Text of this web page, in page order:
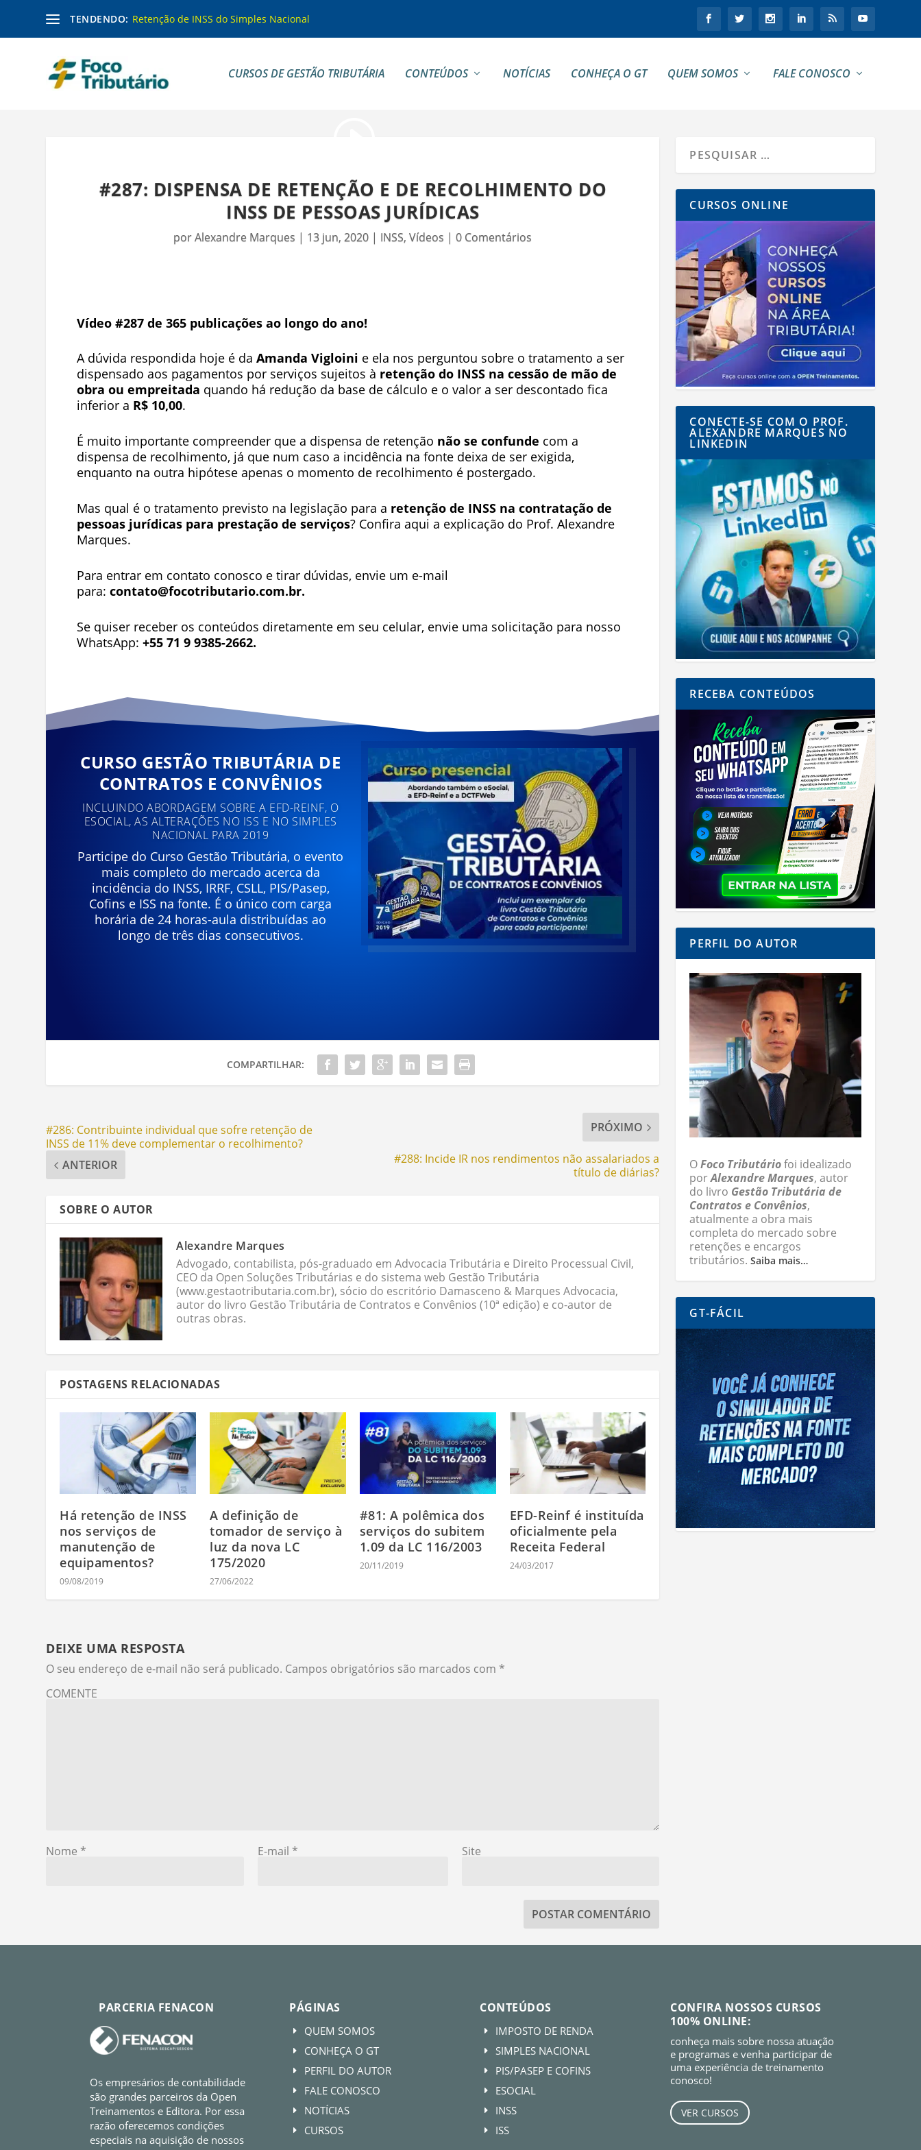
TENDENDO: Retenção de INSS do Simples Nacional
CURSOS DE GESTÃO TRIBUTÁRIA CONTEÚDOS NOTÍCIAS CONHEÇA O GT QUEM SOMOS FALE CONOSCO
#287: DISPENSA DE RETENÇÃO E DE RECOLHIMENTO DO
INSS DE PESSOAS JURÍDICAS
porAlexandre Marques | 13 jun, 2020 | INSS,Vídeos |0 Comentários
Vídeo #287 de 365 publicações ao longo do ano!
A dúvida respondida hoje é da Amanda Vigloini e ela nos perguntou sobre o tratamento a ser
dispensado aos pagamentos por serviços sujeitos à retenção do INSS na cessão de mão de
obra ou empreitada quando há redução da base de cálculo e o valor a ser descontado fica
inferior a R$ 10,00.
É muito importante compreender que a dispensa de retenção não se confunde com a
dispensa de recolhimento, já que num caso a incidência na fonte deixa de ser exigida,
enquanto na outra hipótese apenas o momento de recolhimento é postergado.
Mas qual é o tratamento previsto na legislação para a retenção de INSS na contratação de
pessoas jurídicas para prestação de serviços? Confira aqui a explicação do Prof. Alexandre
Marques.
Para entrar em contato conosco e tirar dúvidas, envie um e-mail
para: contato@focotributario.com.br.
Se quiser receber os conteúdos diretamente em seu celular, envie uma solicitação para nosso
WhatsApp: +55 71 9 9385-2662.
CURSO GESTÃO TRIBUTÁRIA DE
CONTRATOS E CONVÊNIOS
INCLUINDO ABORDAGEM SOBRE A EFD-REINF, O
ESOCIAL, AS ALTERAÇÕES NO ISS E NO SIMPLES
NACIONAL PARA 2019
Participe do Curso Gestão Tributária, o evento
mais completo do mercado acerca da
incidência do INSS, IRRF, CSLL, PIS/Pasep,
Cofins e ISS na fonte. É o único com carga
horária de 24 horas-aula distribuídas ao
longo de três dias consecutivos.
COMPARTILHAR:
#286: Contribuinte individual que sofre retenção de
INSS de 11% deve complementar o recolhimento?
ANTERIOR
PRÓXIMO
#288: Incide IR nos rendimentos não assalariados a
título de diárias?
SOBRE O AUTOR
Alexandre Marques
Advogado, contabilista, pós-graduado em Advocacia Tributária e Direito Processual Civil,
CEO da Open Soluções Tributárias e do sistema web Gestão Tributária
(www.gestaotributaria.com.br), sócio do escritório Damasceno & Marques Advocacia,
autor do livro Gestão Tributária de Contratos e Convênios (10ª edição) e co-autor de
outras obras.
POSTAGENS RELACIONADAS
Há retenção de INSS
nos serviços de
manutenção de
equipamentos?
09/08/2019
A definição de
tomador de serviço à
luz da nova LC
175/2020
27/06/2022
#81: A polêmica dos
serviços do subitem
1.09 da LC 116/2003
20/11/2019
EFD-Reinf é instituída
oficialmente pela
Receita Federal
24/03/2017
DEIXE UMA RESPOSTA
O seu endereço de e-mail não será publicado. Campos obrigatórios são marcados com *
COMENTE
Nome * E-mail * Site
CURSOS ONLINE
CONECTE-SE COM O PROF.
ALEXANDRE MARQUES NO
LINKEDIN
RECEBA CONTEÚDOS
PERFIL DO AUTOR
OFoco Tributáriofoi idealizado
porAlexandre Marques, autor
do livro Gestão Tributária de
Contratos e Convênios,
atualmente a obra mais
completa do mercado sobre
retenções e encargos
tributários.Saiba mais…
GT-FÁCIL
PARCERIA FENACON
Os empresários de contabilidade
são grandes parceiros da Open
Treinamentos e Editora. Por essa
razão oferecemos condições
especiais na aquisição de nossos
PÁGINAS
E QUEM SOMOS
E CONHEÇA O GT
E PERFIL DO AUTOR
E FALE CONOSCO
E NOTÍCIAS
E CURSOS
CONTEÚDOS
E IMPOSTO DE RENDA
E SIMPLES NACIONAL
E PIS/PASEP E COFINS
E ESOCIAL
E INSS
E ISS
CONFIRA NOSSOS CURSOS
100% ONLINE:
conheça mais sobre nossa atuação
e programas e venha participar de
uma experiência de treinamento
conosco!
VER CURSOS